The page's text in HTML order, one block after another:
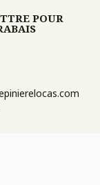
POUR